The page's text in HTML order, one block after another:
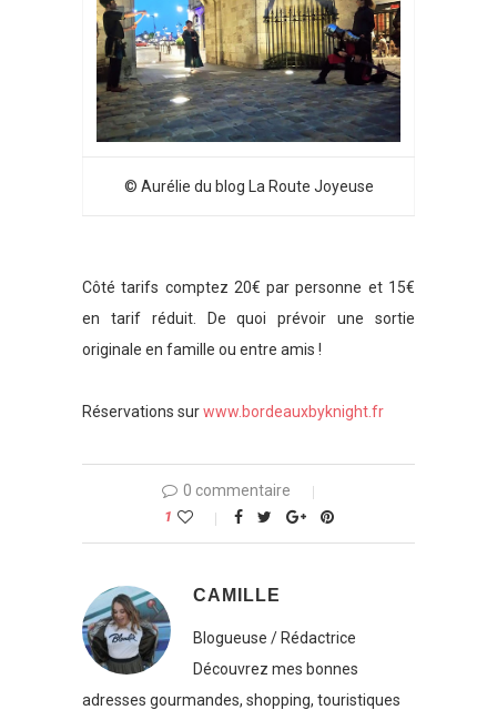
© Aurélie du blog La Route Joyeuse
Côté tarifs comptez 20€ par personne et 15€
en tarif réduit. De quoi prévoir une sortie
originale en famille ou entre amis !
Réservations surwww.bordeauxbyknight.fr
0 commentaire
1
CAMILLE
Blogueuse / Rédactrice
Découvrez mes bonnes
adresses gourmandes, shopping, touristiques